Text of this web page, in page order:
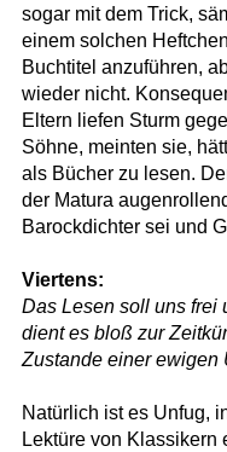
sogar mit dem Trick,
einem solchen
Buchtitel anzuführen,
wieder nicht.
Eltern liefen Sturm
Söhne, meinten sie,
als Bücher zu lesen.
der Matura
Barockdichter sei und
Viertens:
Das Lesen soll uns frei
dient es bloß zur
Zustande einer ewigen
Natürlich ist es Unfug,
Lektüre von Klassikern